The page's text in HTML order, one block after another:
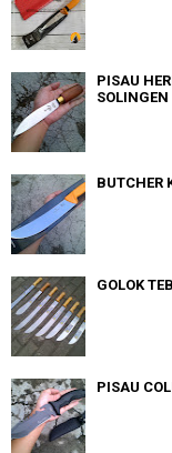
PISAU
BUTCHER
GOLOK
PISAU